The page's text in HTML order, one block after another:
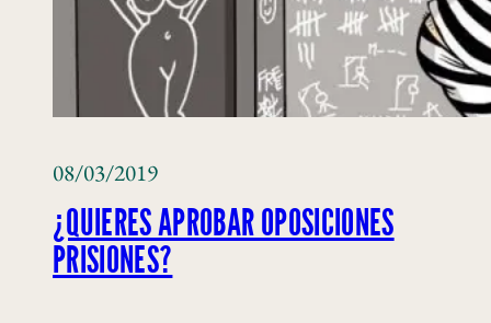
08/03/2019
¿QUIERES APROBAR OPOSICIONES
PRISIONES?